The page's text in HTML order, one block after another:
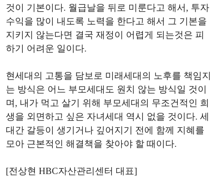
것이 기본이다. 월급날을 뒤로 미룬다고 해서, 투자
수익을 많이 내도록 노력을 한다고 해서 그 기본을
지키지 않는다면 결국 재정이 어렵게 되는것은 피
하기 어려운 일이다.
현세대의 고통을 담보로 미래세대의 노후를 책임지
는 방식은 어느 부모세대도 원치 않는 방식일 것이
며, 내가 먹고 살기 위해 부모세대의 무조건적인 희
생을 외면하고 싶은 자녀세대 역시 없을 것이다. 세
대간 갈등이 생기거나 깊어지기 전에 함께 지혜를
모아 근본적인 해결책을 찾아야 할 때이다.
[전상현 HBC자산관리센터 대표]